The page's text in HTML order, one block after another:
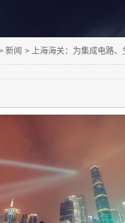
新闻 > 上海海关：为集成电路、